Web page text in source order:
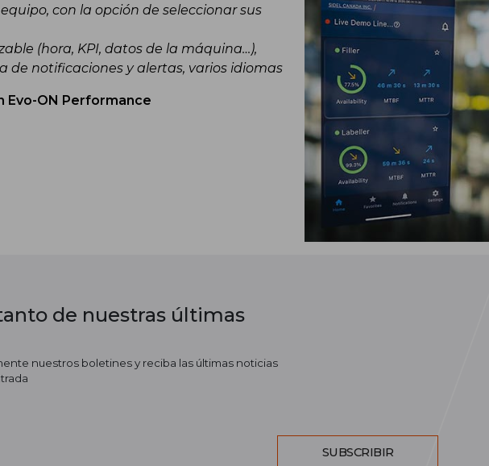
con la opción de seleccionar sus
(hora, KPI, datos de la máquina…),
de notificaciones y alertas, varios idiomas
Evo-ON Performance
de nuestras últimas
nuestros boletines y reciba las últimas noticias
SUBSCRIBIR